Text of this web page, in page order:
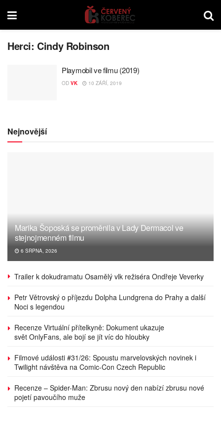
Herci: Cindy Robinson
Playmobil ve filmu (2019)
OD VK 10 ZÁŘÍ, 2019
Nejnovější
Marika Šoposká se proměnila v Lady Dermacol ve
stejnojmenném filmu
6 SRPNA, 2026
Trailer k dokudramatu Osamělý vlk režiséra Ondřeje Veverky
Petr Větrovský o příjezdu Dolpha Lundgrena do Prahy a další
Noci s legendou
Recenze Virtuální přítelkyně: Dokument ukazuje
svět OnlyFans, ale bojí se jít víc do hloubky
Filmové události #31/26: Spoustu marvelovských novinek i
Twilight návštěva na Comic-Con Czech Republic
Recenze – Spider-Man: Zbrusu nový den nabízí zbrusu nové
pojetí pavoučího muže